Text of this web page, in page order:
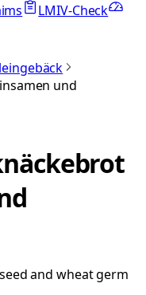
LMIV-Check
und
and wheat germ